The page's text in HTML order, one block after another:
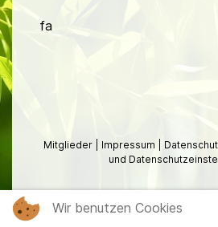
fa
Mitglieder Impressum
und
Wir benutzen Cookies